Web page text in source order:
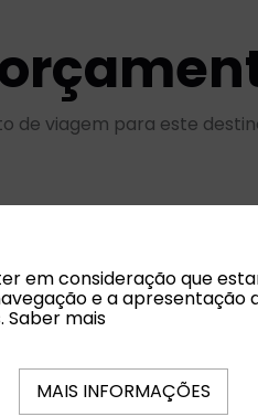
de viagem para este
Email *
em consideração que
e a apresentação
Saber mais
MAIS INFORMAÇÕES